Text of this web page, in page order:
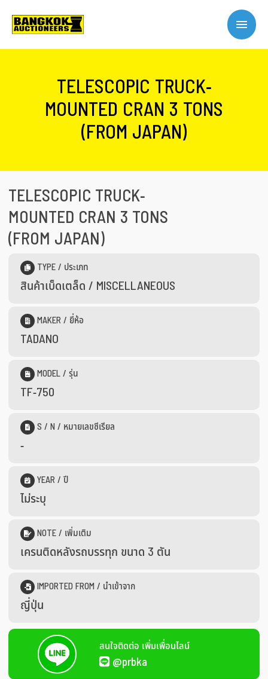
TELESCOPIC TRUCK-
MOUNTED CRAN 3 TONS
(FROM JAPAN)
TELESCOPIC TRUCK-
MOUNTED CRAN 3 TONS
(FROM JAPAN)
TYPE / ประเภท
สินค้าเบ็ดเตล็ด / MISCELLANEOUS
MAKER / ยี่ห้อ
TADANO
MODEL / รุ่น
TF-750
S / N / หมายเลขซีเรียล
-
YEAR / ปี
ไม่ระบุ
NOTE / เพิ่มเติม
เครนติดหลังรถบรรทุก ขนาด 3 ตัน
IMPORTED FROM / นำเข้าจาก
ญี่ปุ่น
สนใจติดต่อ เพิ่มเพื่อนไลน์
@prbka